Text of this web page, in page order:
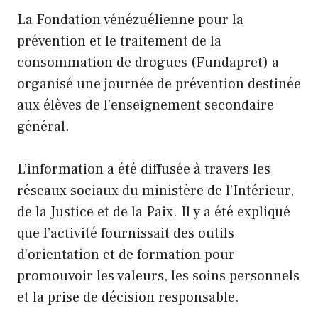
La Fondation vénézuélienne pour la
prévention et le traitement de la
consommation de drogues (Fundapret) a
organisé une journée de prévention destinée
aux élèves de l’enseignement secondaire
général.
L’information a été diffusée à travers les
réseaux sociaux du ministère de l’Intérieur,
de la Justice et de la Paix. Il y a été expliqué
que l’activité fournissait des outils
d’orientation et de formation pour
promouvoir les valeurs, les soins personnels
et la prise de décision responsable.